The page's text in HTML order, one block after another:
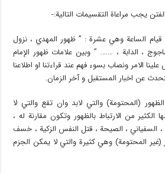
يجب مراعاة التقسيمات التالية:-
الساعة وهي عشرة : ” ظهور المهدي ، نزول
، الدابة ، ……. ” وبين علامات ظهور الإمام
الامر ونصاب بسوء فهم عند قراءتنا او اطلاعنا
عن اخبار المستقبل و آخر الزمان.
(المحتومة) والتي لابد وان تقع والتي لا
الكثير من الارتباط بالظهور وتكون مقارنة له ،
السفياني ، الصيحة ، قتل النفس الزكية ، خسف
(غير المحتومة) وهي كثيرة والتي لا يمكن الجزم